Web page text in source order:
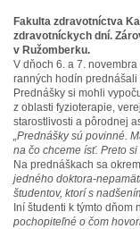
Fakulta zdravotníctva
zdravotníckych dní.
v Ružomberku.
V dňoch 6. a 7.
ranných hodín
Prednášky si mohli
z oblasti fyzioterapie,
starostlivosti a pôrodnej
„Prednášky sú povinné.
na čo chceme ísť. Preto
Na prednáškach sa
jedného doktora-
študentov, ktorí s
Iní študenti k týmto
pochopiteľné o čom